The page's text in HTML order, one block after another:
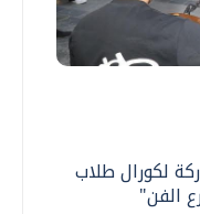
لكورال طلاب
الفن"